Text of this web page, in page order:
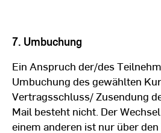
7. Umbuchung
Ein Anspruch der/des
Umbuchung des gewählten
Vertragsschluss/ Zusendung
Mail besteht nicht. Der
einem anderen ist nur über